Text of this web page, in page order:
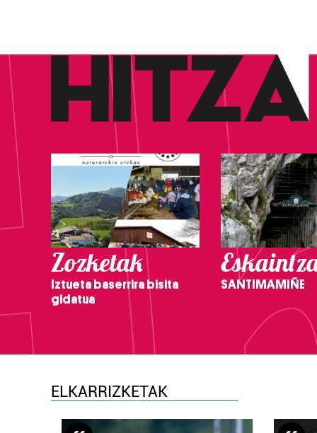
Zozketak
Iztueta baserrira bisita
gidatua
SANTIMAMIÑE
ELKARRIZKETAK